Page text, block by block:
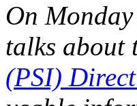
On
talks about
(PSI)